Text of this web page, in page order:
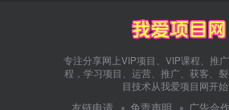
专注分享网上VIP项目、VIP课程、推
程，学习项目、运营、推广、获客、
目技术从我爱项目网开始